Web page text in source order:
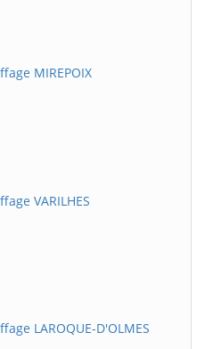
MIREPOIX
VARILHES
LAROQUE-D'OLMES